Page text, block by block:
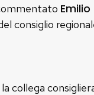
consiglio
collega